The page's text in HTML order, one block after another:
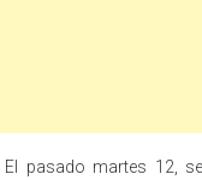
El pasado martes 12,